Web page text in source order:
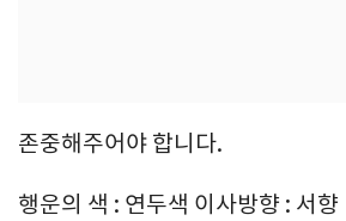
존중해주어야 합니다.
행운의 색 : 연두색 이사방향 : 서향